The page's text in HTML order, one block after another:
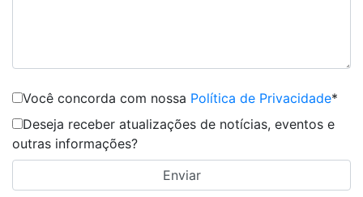
Você concorda com nossa Política de Privacidade*
Deseja receber atualizações de notícias, eventos e
outras informações?